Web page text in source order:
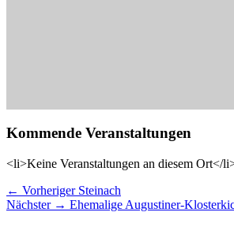
Kommende Veranstaltungen
<li>Keine Veranstaltungen an diesem Ort</
Beitragsnavigation
← Vorheriger Vorheriger
Beitrag:
Steinach
Nächster → Nächster
Ehemalige Augustiner-